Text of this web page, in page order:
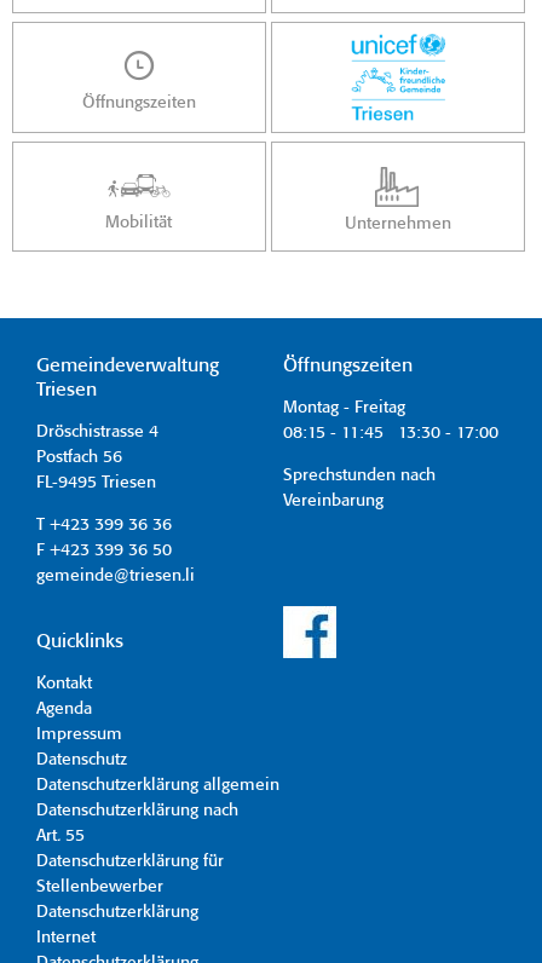
Öffnungszeiten
Mobilität Unternehmen
Gemeindeverwaltung
Triesen
Dröschistrasse 4
Postfach 56
FL-9495 Triesen
T +423 399 36 36
F +423 399 36 50
gemeinde@triesen.li
Öffnungszeiten
Montag - Freitag
08:15 - 11:45 13:30 - 17:00
Sprechstunden nach
Vereinbarung
Quicklinks
Kontakt
Agenda
Impressum
Datenschutz
Datenschutzerklärung allgemein
Datenschutzerklärung nach
Art. 55
Datenschutzerklärung für
Stellenbewerber
Datenschutzerklärung
Internet